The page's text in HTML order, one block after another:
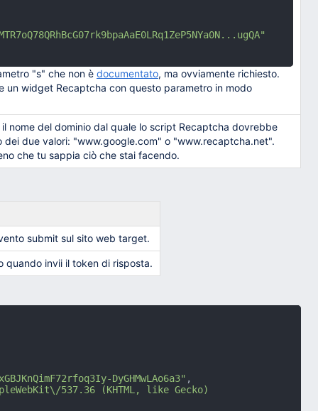
"s" che non è documentato, ma ovviamente richiesto.
un widget Recaptcha con questo parametro in modo
nome del dominio dal quale lo script Recaptcha dovrebbe
dei due valori: "www.google.com" o "www.recaptcha.net".
che tu sappia ciò che stai facendo.
submit sul sito web target.
quando invii il token di risposta.
DyGHMwLAo6a3" ,
537.36 (KHTML, like Gecko)